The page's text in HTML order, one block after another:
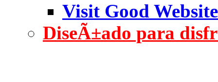
Visit Good Website
DiseÃ±ado para